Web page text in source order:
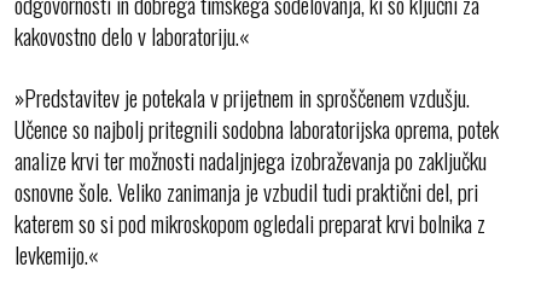
kakovostno delo v laboratoriju.«
»Predstavitev je potekala v prijetnem in sproščenem vzdušju.
Učence so najbolj pritegnili sodobna laboratorijska oprema, potek
analize krvi ter možnosti nadaljnjega izobraževanja po zaključku
osnovne šole. Veliko zanimanja je vzbudil tudi praktični del, pri
katerem so si pod mikroskopom ogledali preparat krvi bolnika z
levkemijo.«